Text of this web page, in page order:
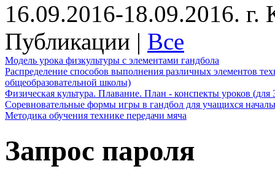
16.09.2016-18.09.2016.
Публикации | Все
Модель урока физкультуры с элементами гандбола
Распределение способов выполнения различных элементов
общеобразовательной школы)
Физическая культура. Плавание. План - конспекты уроков (для
Соревновательные формы игры в гандбол для учащихся
Методика обучения технике передачи мяча
Запрос пароля